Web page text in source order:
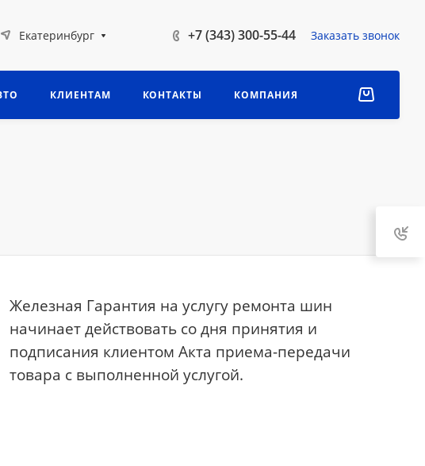
Екатеринбург +7 (343) 300-55-44 Заказать звонок
КЛИЕНТАМ КОНТАКТЫ КОМПАНИЯ
Железная Гарантия на услугу ремонта шин
начинает действовать со дня принятия и
подписания клиентом Акта приема-передачи
товара с выполненной услугой.